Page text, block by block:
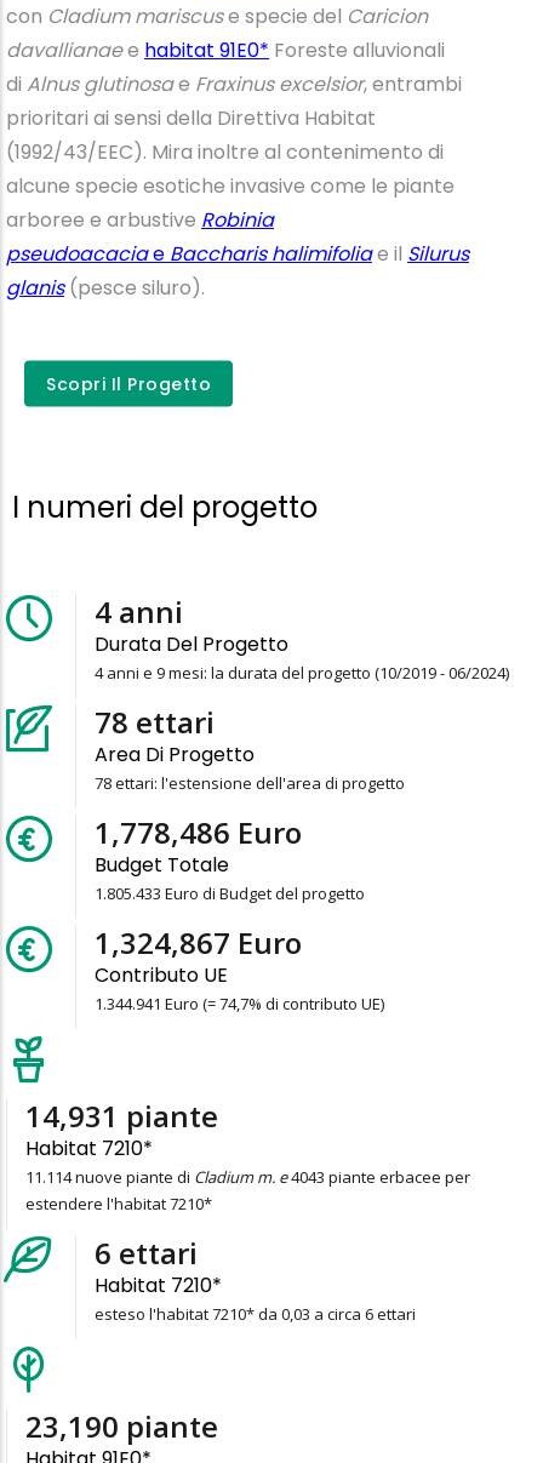
con Cladium mariscuse specie del Caricion
davallianaee habitat 91E0* Foreste alluvionali
di Alnus glutinosae Fraxinus excelsior, entrambi
prioritari ai sensi della Direttiva Habitat
(1992/43/EEC). Mira inoltre al contenimento di
alcune specie esotiche invasive come le piante
arboree e arbustive Robinia
pseudoacaciae Baccharis halimifoliae il Silurus
glanis(pesce siluro).
Scopri il progetto
Scopri Il Progetto
I numeri del progetto
4 anni
Durata Del Progetto
4 anni e 9 mesi: la durata del progetto (10/2019 - 06/2024)
78 ettari
Area Di Progetto
78 ettari: l'estensione dell'area di progetto
1,805,433 Euro
Budget Totale
1.805.433 Euro di Budget del progetto
1,344,941 Euro
Contributo UE
1.344.941 Euro (= 74,7% di contributo UE)
15,157 piante
Habitat 7210*
11.114 nuove piante di Cladium m. e4043 piante erbacee per
estendere l'habitat 7210*
6 ettari
Habitat 7210*
esteso l'habitat 7210* da 0,03 a circa 6 ettari
23,541 piante